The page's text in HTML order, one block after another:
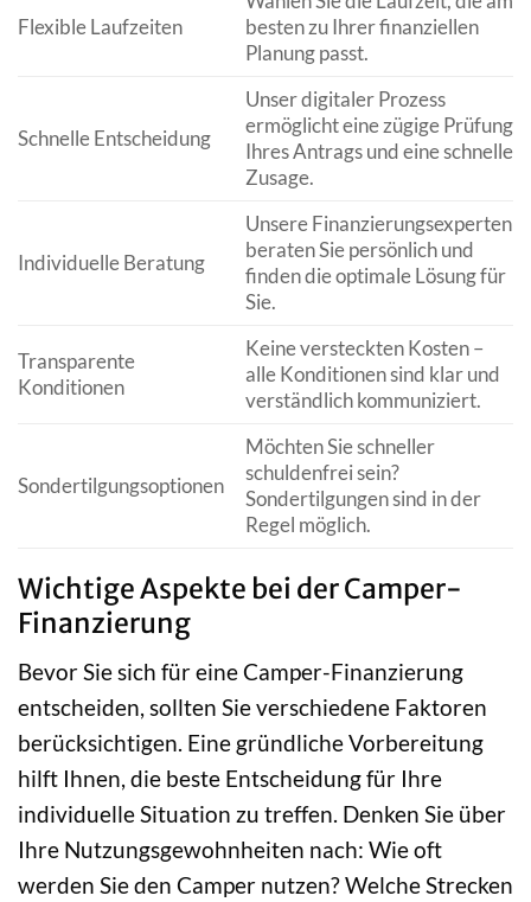
Flexible Laufzeiten
besten zu Ihrer finanziellen
Planung passt.
Schnelle Entscheidung
Unser digitaler Prozess
ermöglicht eine zügige Prüfung
Ihres Antrags und eine schnelle
Zusage.
Individuelle Beratung
Unsere Finanzierungsexperten
beraten Sie persönlich und
finden die optimale Lösung für
Sie.
Transparente
Konditionen
Keine versteckten Kosten –
alle Konditionen sind klar und
verständlich kommuniziert.
Sondertilgungsoptionen
Möchten Sie schneller
schuldenfrei sein?
Sondertilgungen sind in der
Regel möglich.
Wichtige Aspekte bei der Camper-
Finanzierung
Bevor Sie sich für eine Camper-Finanzierung
entscheiden, sollten Sie verschiedene Faktoren
berücksichtigen. Eine gründliche Vorbereitung
hilft Ihnen, die beste Entscheidung für Ihre
individuelle Situation zu treffen. Denken Sie über
Ihre Nutzungsgewohnheiten nach: Wie oft
werden Sie den Camper nutzen? Welche Strecken